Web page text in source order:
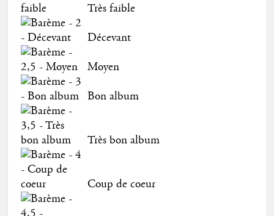
Très faible
Décevant
Moyen
Bon album
Très bon album
Coup de coeur